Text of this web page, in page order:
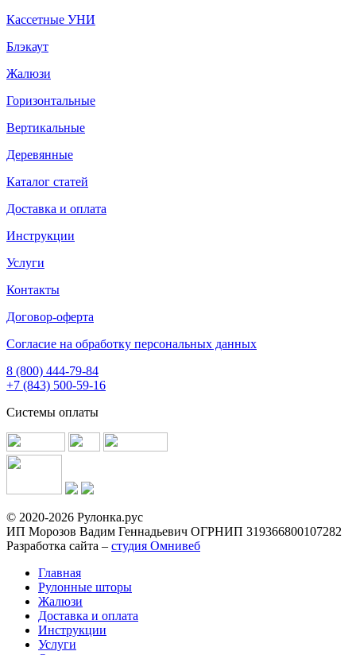
Кассетные УНИ
Блэкаут
Жалюзи
Горизонтальные
Вертикальные
Деревянные
Каталог статей
Доставка и оплата
Инструкции
Услуги
Контакты
Договор-оферта
Согласие на обработку персональных данных
8 (800) 444-79-84
+7 (843) 500-59-16
Системы оплаты
© 2020-2026 Рулонка.рус
ИП Морозов Вадим Геннадьевич ОГРНИП 319366800107282
Разработка сайта – студия Омнивеб
Главная
Рулонные шторы
Жалюзи
Доставка и оплата
Инструкции
Услуги